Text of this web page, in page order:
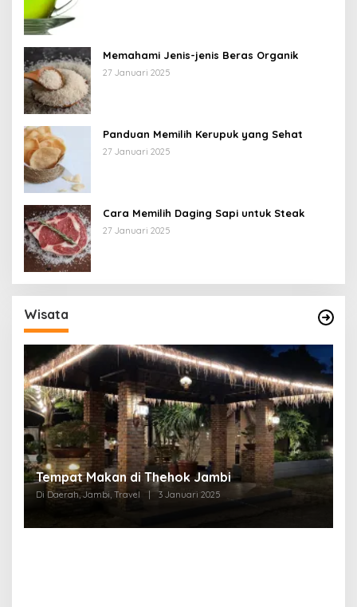
Memahami Jenis-jenis Beras Organik
27 Januari 2025
Panduan Memilih Kerupuk yang Sehat
27 Januari 2025
Cara Memilih Daging Sapi untuk Steak
27 Januari 2025
Wisata
Tempat Makan di Thehok Jambi
Di Daerah, Jambi, Travel 3 Januari 2025